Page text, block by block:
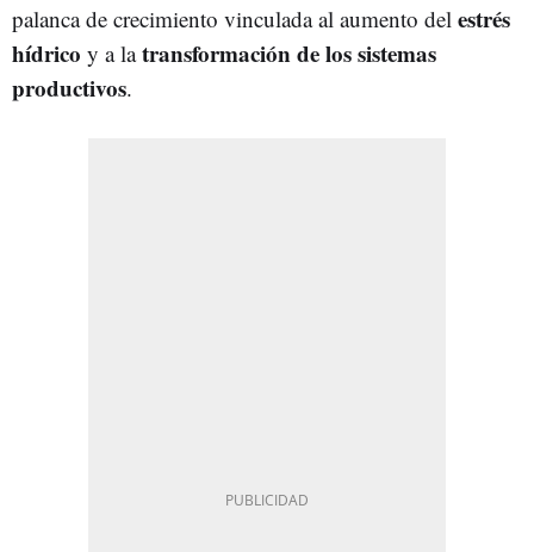
palanca de crecimiento vinculada al aumento del estrés
hídrico y a latransformación de los sistemas
productivos.